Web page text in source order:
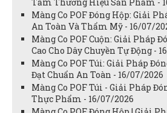
Màng Co POF Đóng Hộp: Giải
An Toàn Và Thẩm Mỹ - 16/07/
Màng Co POF Cuộn: Giải Pháp
Cao Cho Dây Chuyền Tự Động -
Màng Co POF Túi: Giải Pháp
Đạt Chuẩn An Toàn - 16/07/2026
Màng Co POF Túi - Giải Pháp
Thực Phẩm - 16/07/2026